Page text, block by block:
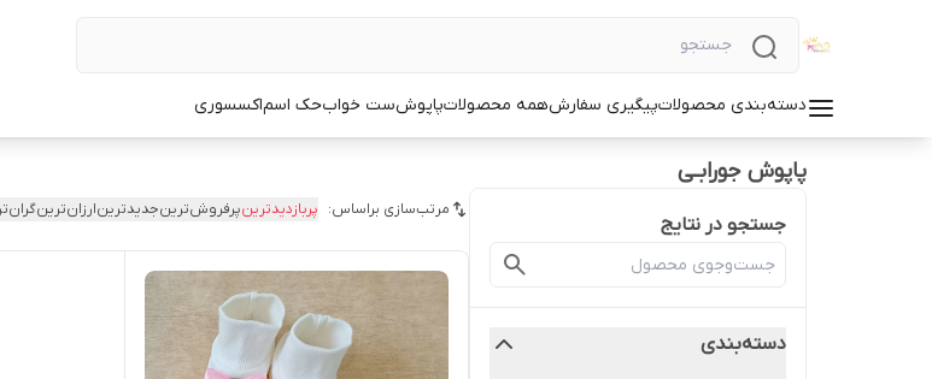
دسته‌بندی محصولاتپیگیری سفارشهمه محصولاتپاپوشست خوابحک اسماکسسوری
پاپوش جورابـی
جستجو در نتایج
دسته‌بندی
مرتب‌سازی براساس: پربازدیدترینپرفروش‌ترینجدیدترینارزان‌ترین